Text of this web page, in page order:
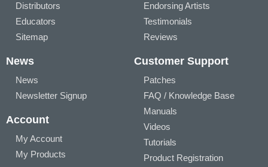
Distributors
Educators
Sitemap
Endorsing Artists
Testimonials
Reviews
News
News
Newsletter Signup
Account
My Account
My Products
Customer Support
Patches
FAQ / Knowledge Base
Manuals
Videos
Tutorials
Product Registration